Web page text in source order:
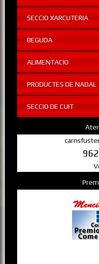
SECCIO XARCUTERIA
BEGUDA
ALIMENTACIO
PRODUCTES DE NADAL
SECCIO DE CUIT